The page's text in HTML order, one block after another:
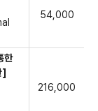
54,000
한
]
216,000
초음파, 골밀도
제외)
제외)